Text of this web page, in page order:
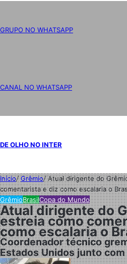
GRUPO NO WHATSAPP
CANAL NO WHATSAPP
DE OLHO NO INTER
Início/Grêmio/Atual dirigente do
comentarista e diz como escalaria o
GrêmioBrasilCopa do Mundo
Atual dirigente do
estreia como
como escalaria o
Coordenador técnico
Estados Unidos junto